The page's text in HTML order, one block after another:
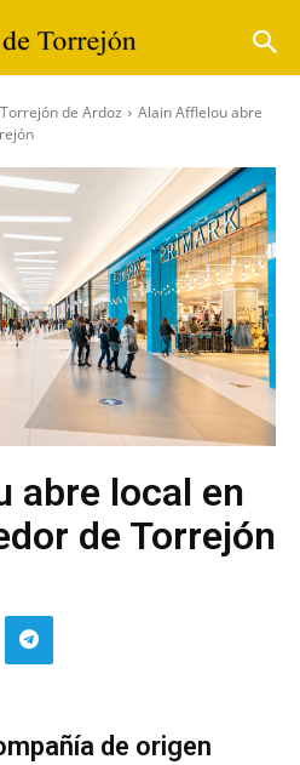
de Ardoz
Alain Afflelou abre
abre local en
de Torrejón
de origen